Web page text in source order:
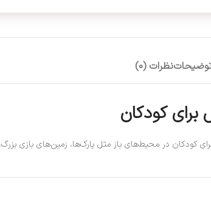
نظرات (0)
برای کودکان در محیط‌های باز مثل پارک‌ها، زمین‌های